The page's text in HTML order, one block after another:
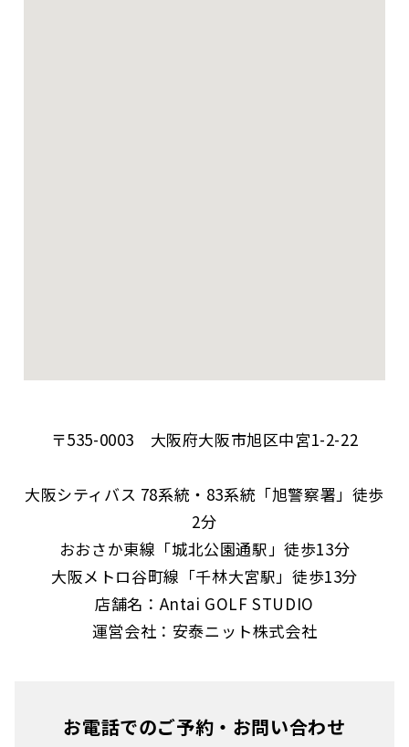
〒535-0003 大阪府大阪市旭区中宮1-2-22
大阪シティバス 78系統・83系統「旭警察署」徒歩
2分
おおさか東線「城北公園通駅」徒歩13分
大阪メトロ谷町線「千林大宮駅」徒歩13分
店舗名：Antai GOLF STUDIO
運営会社：安泰ニット株式会社
お電話でのご予約・お問い合わせ